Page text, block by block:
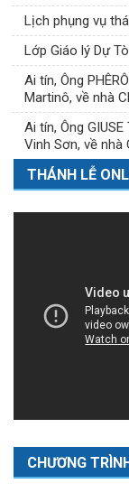
Lịch phụng vụ
Lớp Giáo lý Dự
Ai tín, Ông
Martinô, về nhà
Ai tín, Ông
Vinh Sơn, về nhà
THÁNH LỄ
CHƯƠNG